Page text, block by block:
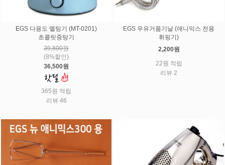
EGS 다용도 멜팅기 (MT-0201)
초콜릿중탕기
39,800원
(8%할인)
36,500원
365원 적립
리뷰 46
EGS 우유거품기날 (애니믹스 전용
휘핑기)
2,200원
22원 적립
리뷰 2